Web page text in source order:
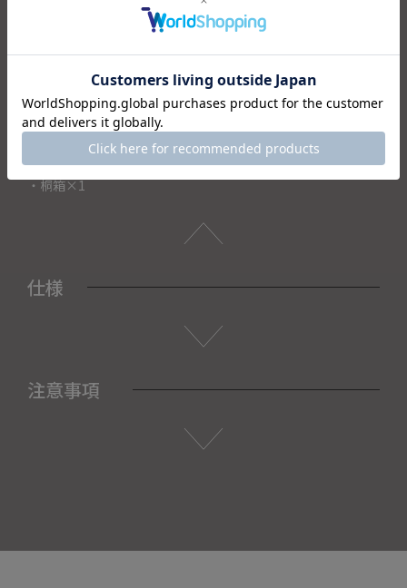
最適です。天然木のぬくもりを活かしつつ、家庭用食洗機に
対応した高い実用性も兼備。
出物や結婚祝い・新築祝い、お祝い返しなど、縁起物の贈り
物としてもおすすめです。
＜セット内容＞
・箸×2
・桐箱×1
仕様
注意事項